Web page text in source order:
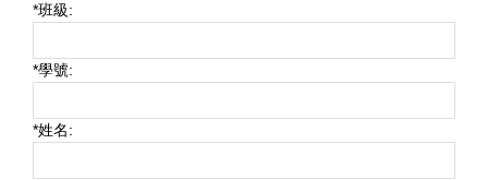
*班級:
*學號:
*姓名: